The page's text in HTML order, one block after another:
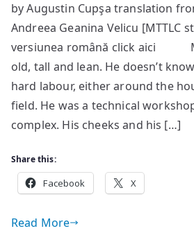
your
name
by Augustin Cupşa translation
Andreea Geanina Velicu [MTTLC
versiunea română click aici
old, tall and lean. He doesn’t
hard labour, either around the
field. He was a technical
complex. His cheeks and his […]
Share this:
Facebook X
Read More